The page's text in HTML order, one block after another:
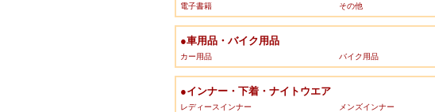
電子書籍
その他
●車用品・バイク用品
カー用品 バイク用品
●インナー・下着・ナイトウエア
レディースインナー メンズインナー